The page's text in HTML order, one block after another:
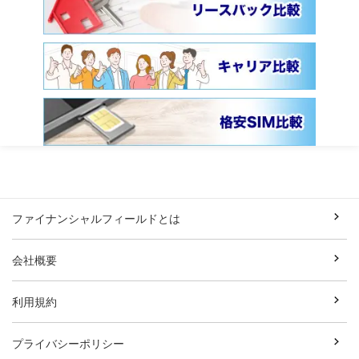
ファイナンシャルフィールドとは
会社概要
利用規約
プライバシーポリシー